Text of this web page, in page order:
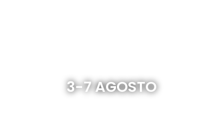
3-7 AGOSTO